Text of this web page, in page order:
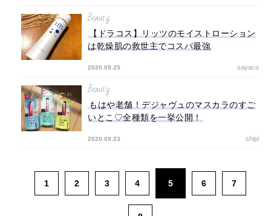
Beauty
【ドラコス】リッツのモイストローション
は乾燥肌の救世主でコスパ最強
2020.09.25 sayaco
Beauty
もはや老舗！デジャヴュのマスカラのすご
いとこ♡全種類を一挙公開！
2020.09.23 shipi
1 2 3 4 5 6 7